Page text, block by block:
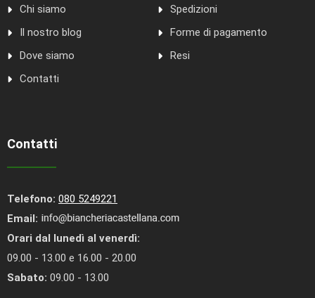
Chi siamo
Il nostro blog
Dove siamo
Contatti
Spedizioni
Forme di pagamento
Resi
Contatti
Telefono: 080 5249221
Email:
Orari dal lunedì al venerdì:
09.00 - 13.00 e 16.00 - 20.00
Sabato: 09.00 - 13.00